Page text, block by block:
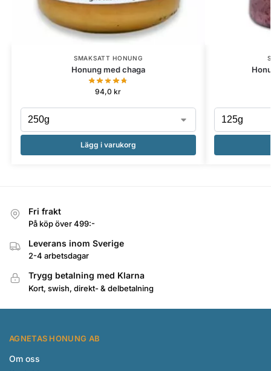
SMAKSATT HONUNG
Honung med chaga
94,0kr
Lägg i varukorg
Fri frakt
På köp över 499:-
Leverans inom Sverige
2-4 arbetsdagar
Trygg betalning med Klarna
Kort, swish, direkt- & delbetalning
AGNETAS HONUNG AB
Om oss